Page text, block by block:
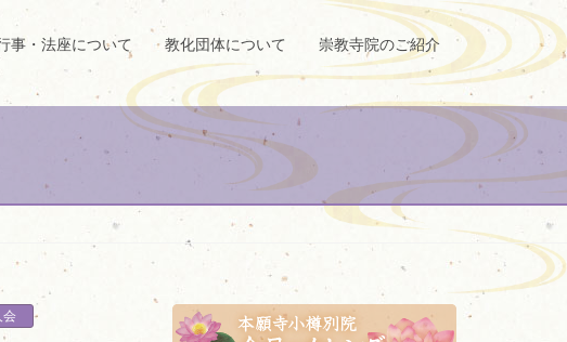
事・法座について 教化団体について 崇教寺院のご紹介
会